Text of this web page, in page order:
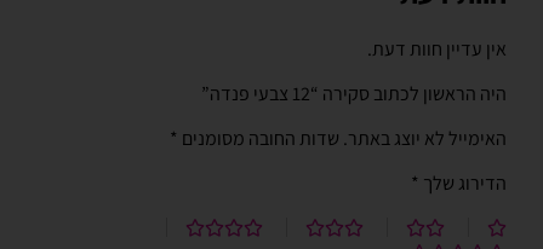
אין עדיין חוות דעת.
היה הראשון לכתוב סקירה “12 צבעי פנדה”
האימייל לא יוצג באתר. שדות החובה מסומנים *
הדירוג שלך *